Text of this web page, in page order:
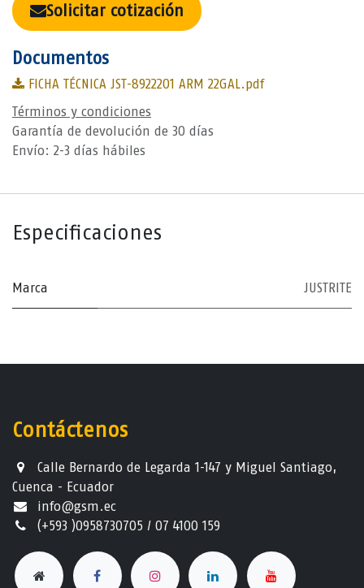
Solicitar cotización
Documentos
FICHA TÉCNICA JST-8922201 ARM 22GAL.pdf
Términos y condiciones
Garantía de devolución de 30 días
Envío: 2-3 días hábiles
Especificaciones
Marca JUSTRITE
Contáctenos
Calle Bernardo de Legarda 1-147 y Miguel Santiago,
Cuenca - Ecuador
info@gsm.ec​
(+593 )0958730705 / 07 4100 159